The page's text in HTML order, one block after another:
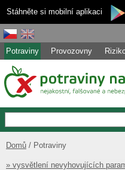
Stáhněte si mobilní aplikaci
Potraviny Provozovny
Domů Potraviny
» vysvětlení nevyhovujících